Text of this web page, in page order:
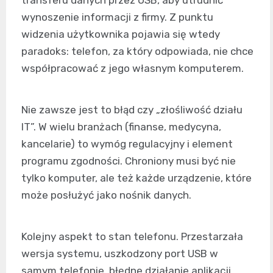
wynoszenie informacji z firmy. Z punktu
widzenia użytkownika pojawia się wtedy
paradoks: telefon, za który odpowiada, nie chce
współpracować z jego własnym komputerem.
Nie zawsze jest to błąd czy „złośliwość działu
IT”. W wielu branżach (finanse, medycyna,
kancelarie) to wymóg regulacyjny i element
programu zgodności. Chroniony musi być nie
tylko komputer, ale też każde urządzenie, które
może posłużyć jako nośnik danych.
Kolejny aspekt to stan telefonu. Przestarzała
wersja systemu, uszkodzony port USB w
samym telefonie, błędne działanie aplikacji